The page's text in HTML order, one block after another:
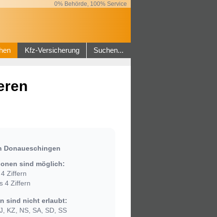
0% Behörde, 100% Service
Kfz-Versicherung Suchen...
Donaueschingen
sind möglich:
Ziffern
4 Ziffern
sind nicht erlaubt:
KZ, NS, SA, SD, SS